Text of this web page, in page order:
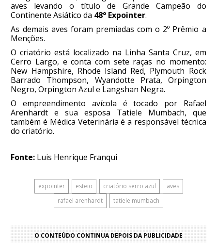
aves levando o título de Grande Campeão do
Continente Asiático da 48° Expointer.
As demais aves foram premiadas com o 2º Prêmio a
Menções.
O criatório está localizado na Linha Santa Cruz, em
Cerro Largo, e conta com sete raças no momento:
New Hampshire, Rhode Island Red, Plymouth Rock
Barrado Thompson, Wyandotte Prata, Orpington
Negro, Orpington Azul e Langshan Negra.
O empreendimento avícola é tocado por Rafael
Arenhardt e sua esposa Tatiele Mumbach, que
também é Médica Veterinária é a responsável técnica
do criatório.
Fonte: Luis Henrique Franqui
expointer esteio criatório serro azul
aves
rafael arenhardt
tatiele mumbach
O CONTEÚDO CONTINUA DEPOIS DA PUBLICIDADE